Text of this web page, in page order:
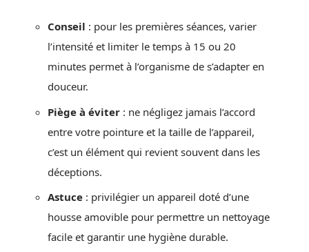
Conseil : pour les premières séances, varier
l’intensité et limiter le temps à 15 ou 20
minutes permet à l’organisme de s’adapter en
douceur.
Piège à éviter : ne négligez jamais l’accord
entre votre pointure et la taille de l’appareil,
c’est un élément qui revient souvent dans les
déceptions.
Astuce : privilégier un appareil doté d’une
housse amovible pour permettre un nettoyage
facile et garantir une hygiène durable.